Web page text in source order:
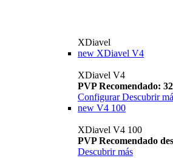
XDiavel
new XDiavel V4
XDiavel V4
PVP Recomendado:
Configurar Descubrir
new V4 100
XDiavel V4 100
PVP Recomendado
Descubrir más